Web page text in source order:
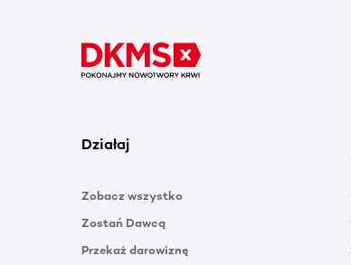
Działaj
Zobacz wszystko
Zostań Dawcą
Przekaż darowiznę